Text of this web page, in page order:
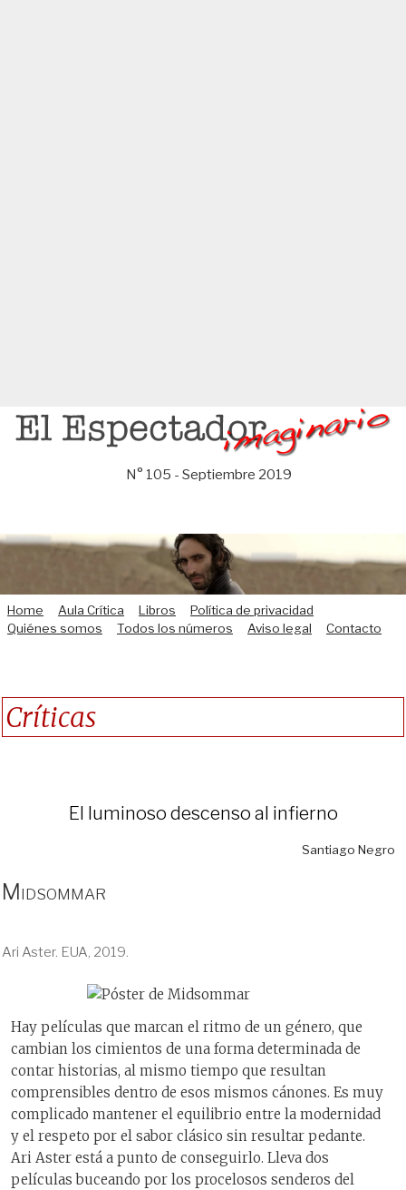
Saltar
N° 105 - Septiembre 2019
Home Aula Crítica Libros
Política de privacidad
Quiénes somos
Todos los números Aviso legal Contacto
Críticas
El luminoso descenso al infierno
Santiago Negro
Midsommar
Ari Aster. EUA, 2019.
Hay películas que marcan el ritmo de un género, que
cambian los cimientos de una forma determinada de
contar historias, al mismo tiempo que resultan
comprensibles dentro de esos mismos cánones. Es muy
complicado mantener el equilibrio entre la modernidad
y el respeto por el sabor clásico sin resultar pedante.
Ari Aster está a punto de conseguirlo. Lleva dos
películas buceando por los procelosos senderos del